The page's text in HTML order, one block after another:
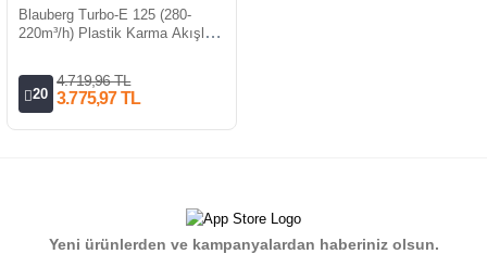
Blauberg Turbo-E 125 (280-
220m³/h) Plastik Karma Akışlı
20
4.719,96 TL
3.775,97 TL
Yeni ürünlerden ve kampanyalardan haberiniz olsun.